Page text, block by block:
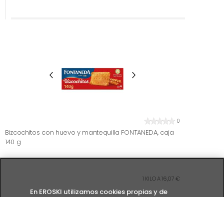
0
Bizcochitos con huevo y mantequilla FONTANEDA, caja
140 g
1 KILO A 16,07 €
En EROSKI utilizamos cookies propias y de